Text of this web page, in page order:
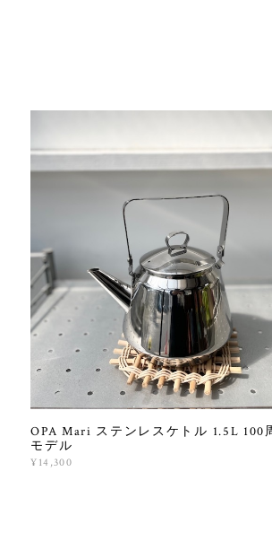
OPA Mari ステンレスケトル 1.5L 100
モデル
¥14,300